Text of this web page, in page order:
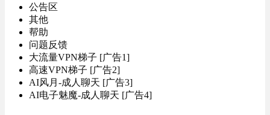
公告区
其他
帮助
问题反馈
大流量VPN梯子 [广告1]
高速VPN梯子 [广告2]
AI风月-成人聊天 [广告3]
AI电子魅魔-成人聊天 [广告4]